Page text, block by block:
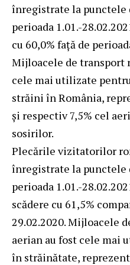
înregistrate la punctele
perioada 1.01.-
cu 60,0% faţă de
Mijloacele de transport
cele mai utilizate
străini în România,
și respectiv 7,5% cel
sosirilor.
Plecările vizitatorilor
înregistrate la punctele
perioada 1.01.-
scădere cu 61,5%
29.02.2020. Mijloacele
aerian au fost cele mai
în străinătate,